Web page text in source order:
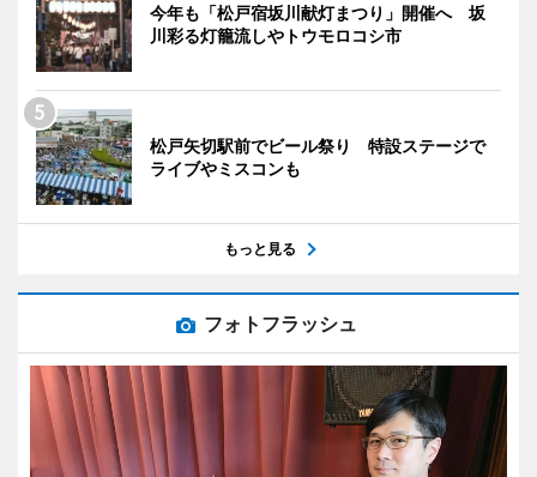
今年も「松戸宿坂川献灯まつり」開催へ 坂
川彩る灯籠流しやトウモロコシ市
松戸矢切駅前でビール祭り 特設ステージで
ライブやミスコンも
もっと見る
フォトフラッシュ